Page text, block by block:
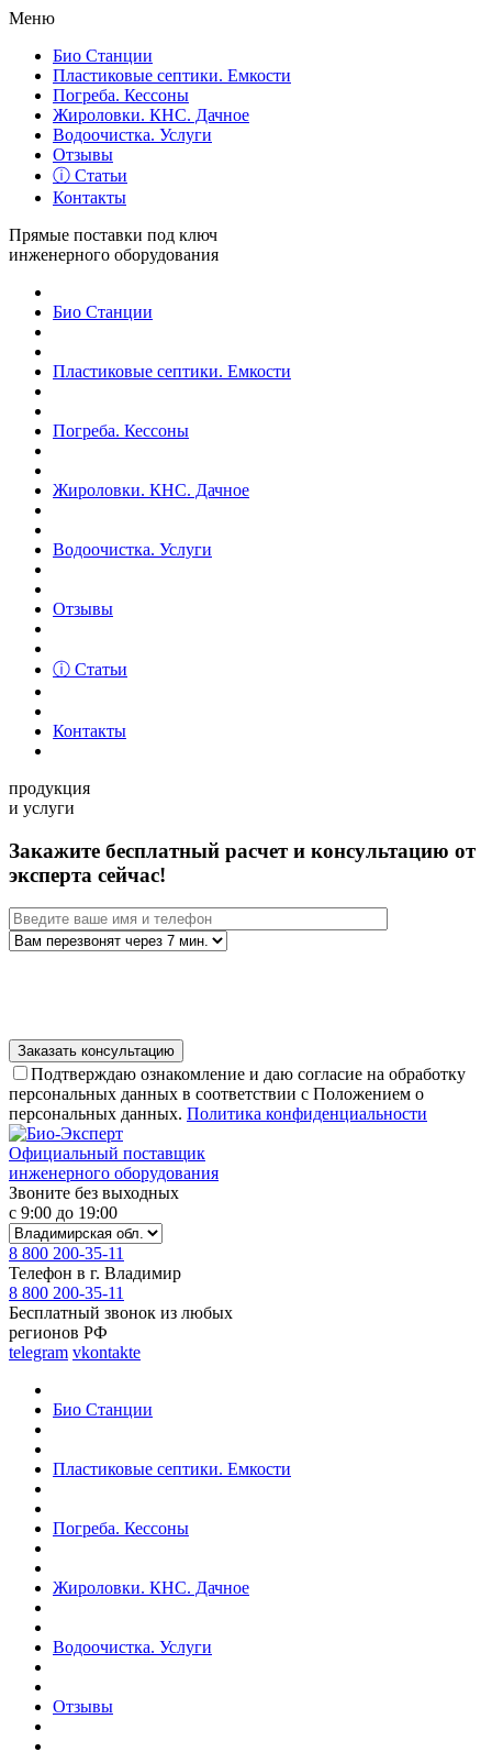
Меню
Био Станции
Пластиковые септики. Емкости
Погреба. Кессоны
Жироловки. КНС. Дачное
Водоочистка. Услуги
Отзывы
ⓘ Статьи
Контакты
Прямые поставки под ключ
инженерного оборудования
Био Станции
Пластиковые септики. Емкости
Погреба. Кессоны
Жироловки. КНС. Дачное
Водоочистка. Услуги
Отзывы
ⓘ Статьи
Контакты
продукция
и услуги
Закажите бесплатный расчет и консультацию от
эксперта сейчас!
Подтверждаю ознакомление и даю согласие на обработку
персональных данных в соответствии с Положением о
персональных данных. Политика конфиденциальности
Официальный поставщик
инженерного оборудования
Звоните без выходных
с 9:00 до 19:00
8 800 200-35-11
Телефон в г. Владимир
8 800 200-35-11
Бесплатный звонок из любых
регионов РФ
telegram vkontakte
Био Станции
Пластиковые септики. Емкости
Погреба. Кессоны
Жироловки. КНС. Дачное
Водоочистка. Услуги
Отзывы